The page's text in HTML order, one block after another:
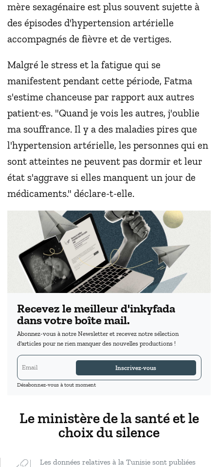
mère sexagénaire est plus souvent sujette à
des épisodes d'hypertension artérielle
accompagnés de fièvre et de vertiges.
Malgré le stress et la fatigue qui se
manifestent pendant cette période, Fatma
s'estime chanceuse par rapport aux autres
patient·es. "Quand je vois les autres, j'oublie
ma souffrance. Il y a des maladies pires que
l'hypertension artérielle, les personnes qui en
sont atteintes ne peuvent pas dormir et leur
état s'aggrave si elles manquent un jour de
médicaments." déclare-t-elle.
Recevez le meilleur d'inkyfada
dans votre boîte mail.
Abonnez-vous à notre Newsletter et recevez notre sélection
d'articles pour ne rien manquer des nouvelles productions !
Inscrivez-vous
Désabonnez-vous à tout moment
Le ministère de la santé et le
choix du silence
Les données relatives à la Tunisie sont publiées